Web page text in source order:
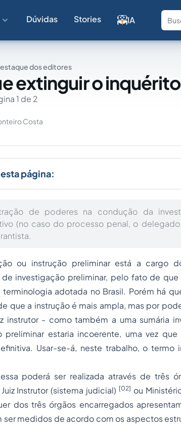
Dúvidas Stories IA
dos editores
extinguir o
1 de 2
Costa
página:
de poderes na condução da
(no caso do processo penal, o
ou instrução preliminar está a cargo
investigação preliminar, pelo fato de
terminologia adotada no Brasil. Porém há
que a instrução é mais ampla, mas por
instrutor - como também a uma sumária
preliminar estaria incoerente, uma vez
Usar-se-á, neste trabalho, o termo
poderá ser realizada através de três
Juiz Instrutor (sistema judicial) [02] ou
dos três órgãos encarregados
ser medidos de acordo com os aspectos